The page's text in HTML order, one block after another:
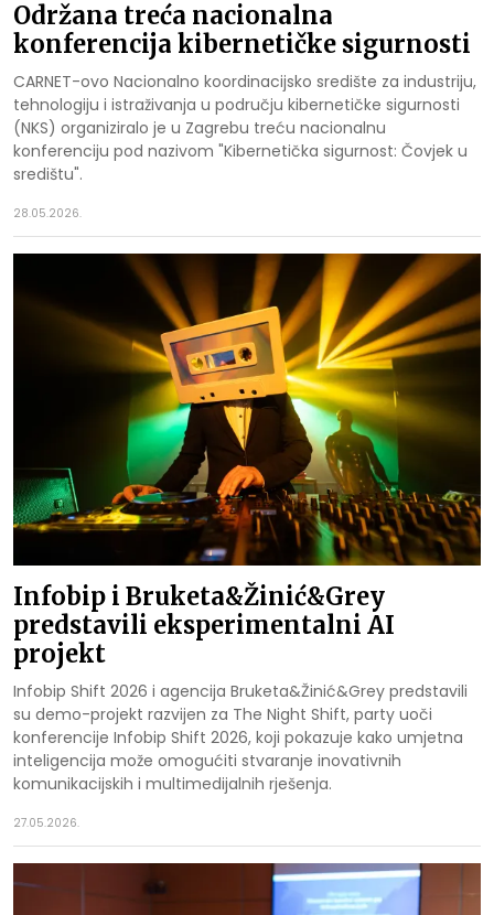
Održana treća nacionalna
konferencija kibernetičke sigurnosti
CARNET-ovo Nacionalno koordinacijsko središte za industriju,
tehnologiju i istraživanja u području kibernetičke sigurnosti
(NKS) organiziralo je u Zagrebu treću nacionalnu
konferenciju pod nazivom "Kibernetička sigurnost: Čovjek u
središtu".
28.05.2026.
Infobip i Bruketa&Žinić&Grey
predstavili eksperimentalni AI
projekt
Infobip Shift 2026 i agencija Bruketa&Žinić&Grey predstavili
su demo-projekt razvijen za The Night Shift, party uoči
konferencije Infobip Shift 2026, koji pokazuje kako umjetna
inteligencija može omogućiti stvaranje inovativnih
komunikacijskih i multimedijalnih rješenja.
27.05.2026.